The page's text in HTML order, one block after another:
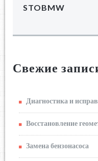
STOBMW
Свежие
Диагностика и
Восстановление
Замена бензонасоса